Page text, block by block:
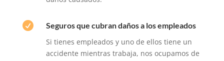

Seguros que cubran daños a los empleados
Si tienes empleados y uno de ellos tiene un
accidente mientras trabaja, nos ocupamos de